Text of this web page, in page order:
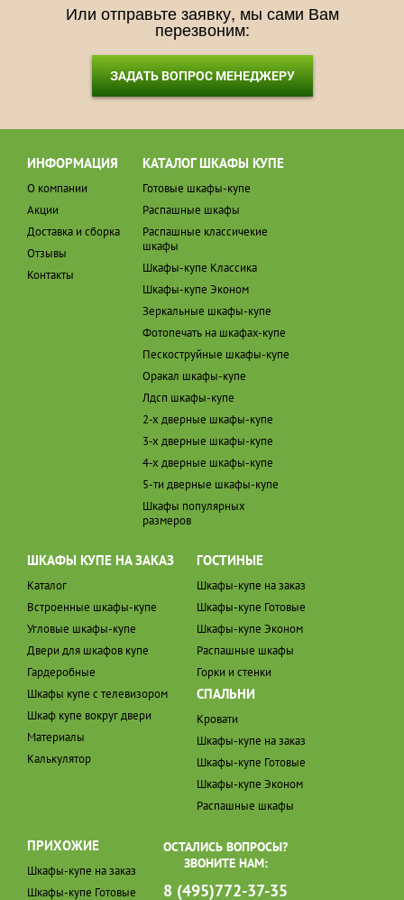
Или отправьте заявку, мы сами Вам
перезвоним:
ЗАДАТЬ ВОПРОС МЕНЕДЖЕРУ
ИНФОРМАЦИЯ
О компании
Акции
Доставка и сборка
Отзывы
Контакты
КАТАЛОГ ШКАФЫ КУПЕ
Готовые шкафы-купе
Распашные шкафы
Распашные классичекие
шкафы
Шкафы-купе Классика
Шкафы-купе Эконом
Зеркальные шкафы-купе
Фотопечать на шкафах-купе
Пескоструйные шкафы-купе
Оракал шкафы-купе
Лдсп шкафы-купе
2-х дверные шкафы-купе
3-х дверные шкафы-купе
4-х дверные шкафы-купе
5-ти дверные шкафы-купе
Шкафы популярных
размеров
ШКАФЫ КУПЕ НА ЗАКАЗ
Каталог
Встроенные шкафы-купе
Угловые шкафы-купе
Двери для шкафов купе
Гардеробные
Шкафы купе с телевизором
Шкаф купе вокруг двери
Материалы
Калькулятор
ГОСТИНЫЕ
Шкафы-купе на заказ
Шкафы-купе Готовые
Шкафы-купе Эконом
Распашные шкафы
Горки и стенки
СПАЛЬНИ
Кровати
Шкафы-купе на заказ
Шкафы-купе Готовые
Шкафы-купе Эконом
Распашные шкафы
ПРИХОЖИЕ
Шкафы-купе на заказ
Шкафы-купе Готовые
ОСТАЛИСЬ ВОПРОСЫ?
ЗВОНИТЕ НАМ:
8 (495)772-37-35